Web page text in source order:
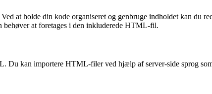
at holde din kode organiseret og genbruge indholdet kan du
behøver at foretages i den inkluderede HTML-fil.
kan importere HTML-filer ved hjælp af server-side sprog